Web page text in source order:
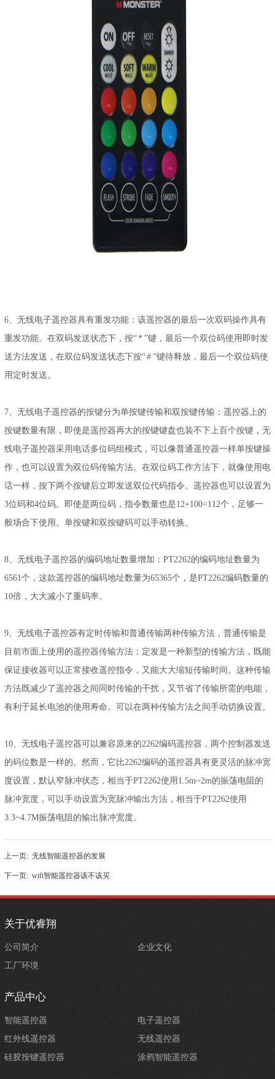
6、无线电子遥控器具有重发功能：该遥控器的最后一次双码操作具有
重发功能。在双码发送状态下，按“ * ”键，最后一个双位码使用即时发
送方法发送，在双位码发送状态下按“ # ”键待释放，最后一个双位码使
用定时发送。
7、无线电子遥控器的按键分为单按键传输和双按键传输：遥控器上的
按键数量有限，即使是遥控器再大的按键键盘也装不下上百个按键，无
线电子遥控器采用电话多位码组模式，可以像普通遥控器一样单按键操
作，也可以设置为双位码传输方法。在双位码工作方法下，就像使用电
话一样，按下两个按键后立即发送双位代码指令。遥控器也可以设置为
3位码和4位码。即使是两位码，指令数量也是12+100=112个，足够一
般场合下使用。单按键和双按键码可以手动转换。
8、无线电子遥控器的编码地址数量增加：PT2262的编码地址数量为
6561个，这款遥控器的编码地址数量为65365个，是PT2262编码数量的
10倍，大大减小了重码率。
9、无线电子遥控器有定时传输和普通传输两种传输方法，普通传输是
目前市面上使用的遥控器传输方法；定发是一种新型的传输方法，既能
保证接收器可以正常接收遥控指令，又能大大缩短传输时间。这种传输
方法既减少了遥控器之间同时传输的干扰，又节省了传输所需的电能，
有利于延长电池的使用寿命。可以在两种传输方法之间手动切换设置。
10、无线电子遥控器可以兼容原来的2262编码遥控器，两个控制器发送
的码位数是一样的。然而，它比2262编码的遥控器具有更灵活的脉冲宽
度设置，默认窄脉冲状态，相当于PT2262使用1.5m~2m的振荡电阻的
脉冲宽度，可以手动设置为宽脉冲输出方法，相当于PT2262使用
3.3~4.7M振荡电阻的输出脉冲宽度。
上一页: 无线智能遥控器的发展
下一页: wifi智能遥控器该不该买
关于优睿翔
公司简介
企业文化
工厂环境
产品中心
智能遥控器
电子遥控器
红外线遥控器
无线遥控器
硅胶按键遥控器
涂鸦智能遥控器